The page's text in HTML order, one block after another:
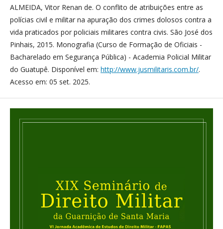
ALMEIDA, Vitor Renan de. O conflito de atribuições entre as
polícias civil e militar na apuração dos crimes dolosos contra a
vida praticados por policiais militares contra civis. São José dos
Pinhais, 2015. Monografia (Curso de Formação de Oficiais -
Bacharelado em Segurança Pública) - Academia Policial Militar
do Guatupê. Disponível em: http://www.jusmilitaris.com.br/.
Acesso em: 05 set. 2025.